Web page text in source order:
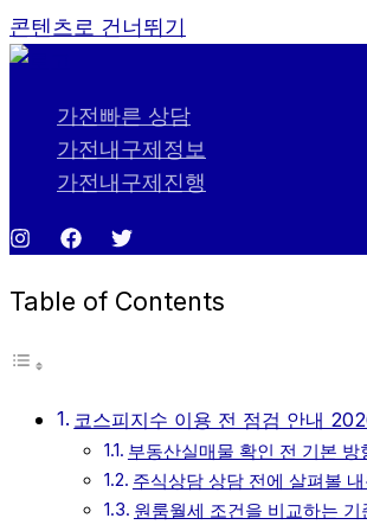
콘텐츠로 건너뛰기
가전빠른 상담
가전내구제정보
가전내구제진행
Table of Contents
코스피지수 이용 전 점검 안내
부동산실매물 확인 전 기본
주식상담 상담 전에 살펴볼
원룸월세 조건을 비교하는